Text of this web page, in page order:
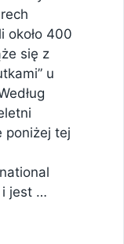
około 400
się z
u
poniżej tej
i jest …